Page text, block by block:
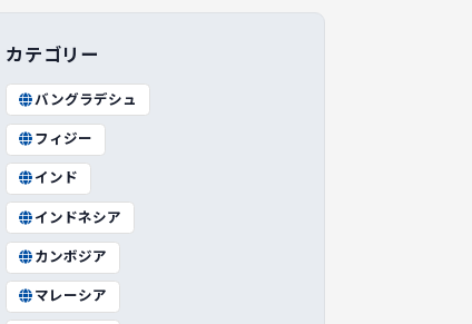
カテゴリー
バングラデシュ
フィジー
インド
インドネシア
カンボジア
マレーシア